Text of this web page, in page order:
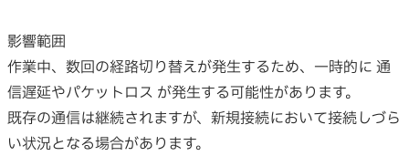
影響範囲
作業中、数回の経路切り替えが発生するため、一時的に 通
信遅延やパケットロス が発生する可能性があります。
既存の通信は継続されますが、新規接続において接続しづら
い状況となる場合があります。